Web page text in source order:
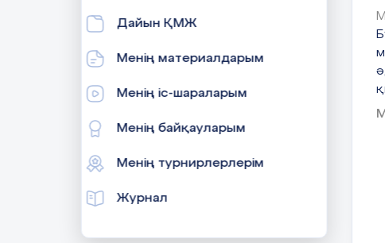
Дайын ҚМЖ
Менің материалдарым
Менің іс-шараларым
Менің байқауларым
Менің турнирлерлерім
Журнал